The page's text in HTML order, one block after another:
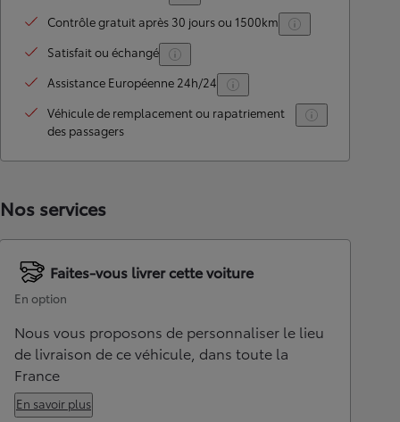
Contrôle gratuit après 30 jours ou 1500km
Satisfait ou échangé
Assistance Européenne 24h/24
Véhicule de remplacement ou rapatriement
des passagers
Nos services
Faites-vous livrer cette voiture
En option
Nous vous proposons de personnaliser le lieu
de livraison de ce véhicule, dans toute la
France
En savoir plus